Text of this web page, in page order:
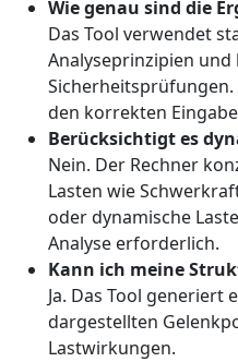
Wie genau sind die
Das Tool verwendet
Analyseprinzipien
den korrekten
Berücksichtigt es
Nein. Der Rechner
Lasten wie
oder dynamische
Analyse erforderlich.
Kann ich meine
Ja. Das Tool
dargestellten
Lastwirkungen.